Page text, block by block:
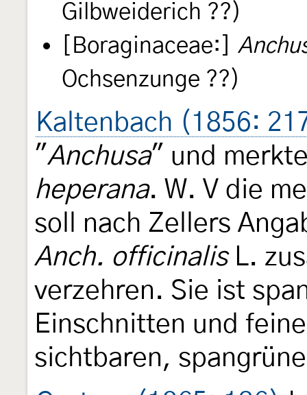
Gilbweiderich ??)
[Boraginaceae:]
Ochsenzunge ??)
Kaltenbach (1856:
"Anchusa" und
heperana. W. V die
soll nach Zellers
Anch. officinalisL.
verzehren. Sie ist
Einschnitten und
sichtbaren,